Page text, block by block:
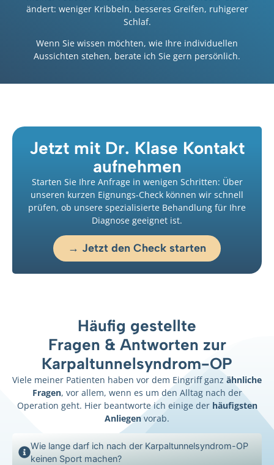
ändert: weniger Kribbeln, besseres Greifen, ruhigerer
Schlaf.
Wenn Sie wissen möchten, wie Ihre individuellen
Aussichten stehen, berate ich Sie gern persönlich.
Jetzt mit Dr. Klase Kontakt
aufnehmen
Starten Sie Ihre Anfrage in wenigen Schritten: Über
unseren kurzen Eignungs-Check können wir schnell
prüfen, ob unsere spezialisierte Behandlung für Ihre
Diagnose geeignet ist.
→ Jetzt den Check starten
Häufig gestellte
Fragen & Antworten zur
Karpaltunnelsyndrom-OP
Viele meiner Patienten haben vor dem Eingriff ganz ähnliche
Fragen, vor allem, wenn es um den Alltag nach der
Operation geht. Hier beantworte ich einige der häufigsten
Anliegenvorab.
Wie lange darf ich nach der Karpaltunnelsyndrom-OP
keinen Sport machen?